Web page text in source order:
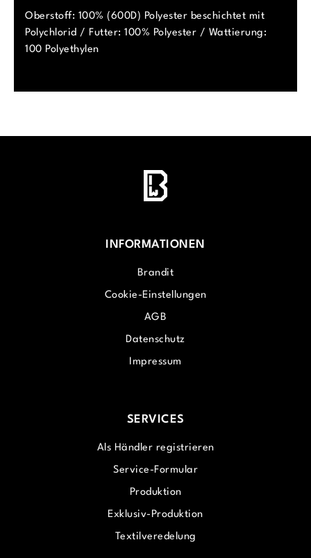
Oberstoff: 100% (600D) Polyester beschichtet mit
Polychlorid / Futter: 100% Polyester / Wattierung:
100 Polyethylen
INFORMATIONEN
Brandit
Cookie-Einstellungen
AGB
Datenschutz
Impressum
SERVICES
Als Händler registrieren
Service-Formular
Produktion
Exklusiv-Produktion
Textilveredelung